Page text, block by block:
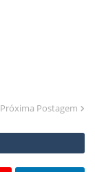
Próxima Postagem